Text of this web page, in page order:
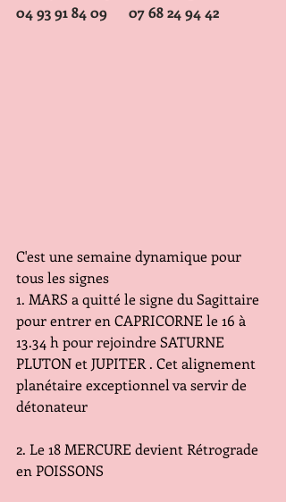
04 93 91 84 09      07 68 24 94 42
C'est une semaine dynamique pour
tous les signes
1. MARS a quitté le signe du Sagittaire
pour entrer en CAPRICORNE le 16 à
13.34 h pour rejoindre SATURNE
PLUTON et JUPITER . Cet alignement
planétaire exceptionnel va servir de
détonateur
2. Le 18 MERCURE devient Rétrograde
en POISSONS